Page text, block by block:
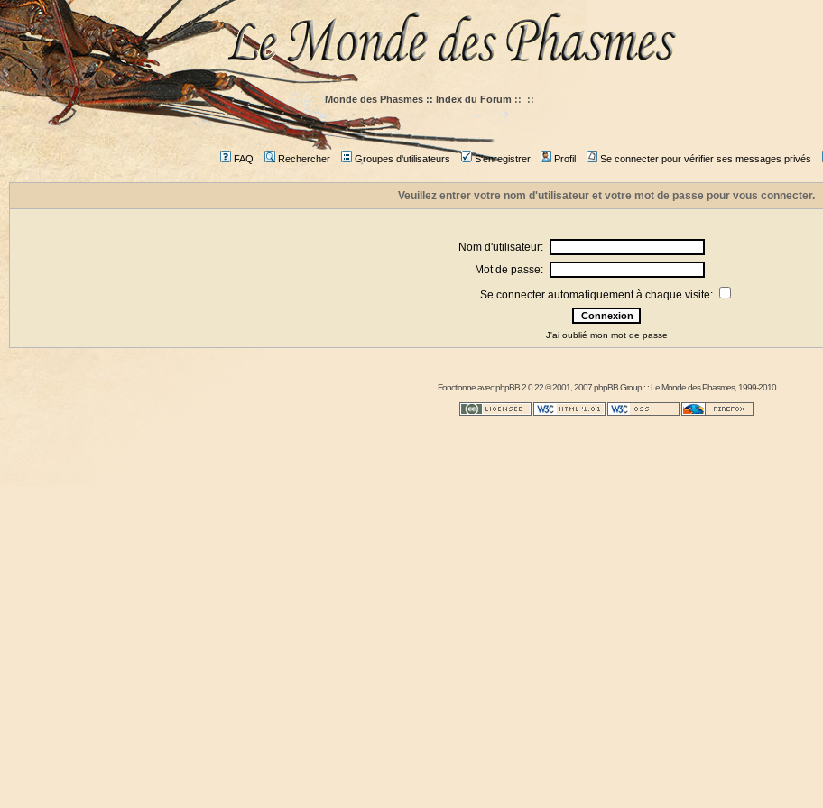
Monde des Phasmes :: Index du Forum :: ::
FAQ Rechercher Groupes d'utilisateurs S'enregistrer Profil Se connecter pour vérifier ses messages privés
Veuillez entrer votre nom d'utilisateur et votre mot de passe pour vous connecter.
Nom d'utilisateur:
Mot de passe:
Se connecter automatiquement à chaque visite:
J'ai oublié mon mot de passe
Fonctionne avecphpBB2.0.22 © 2001, 2007 phpBB Group : :Le Monde des Phasmes, 1999-2010